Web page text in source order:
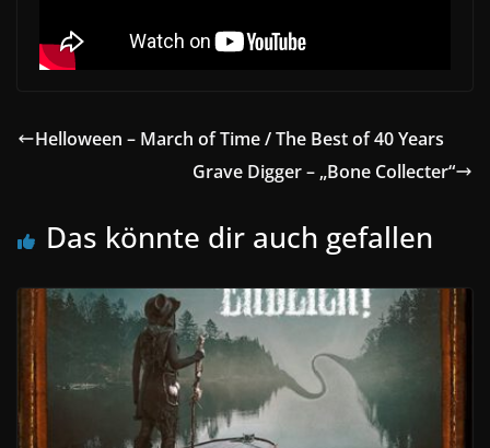
Helloween – March of Time / The Best of 40 Years
Grave Digger – „Bone Collecter“
Das könnte dir auch gefallen